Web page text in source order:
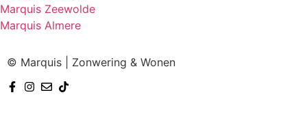
Marquis Zeewolde
Marquis Almere
© Marquis | Zonwering & Wonen